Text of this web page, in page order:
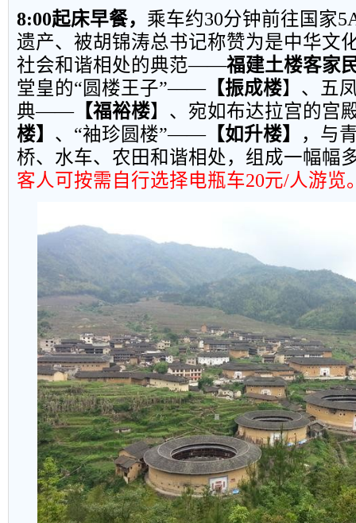
8:00起床早餐， 乘车约30分钟前往国家
遗产、被胡锦涛总书记称赞为是中华文
社会和谐相处的典范——福建土楼客家
堂皇的“圆楼王子”——【振成楼】、五
典——【福裕楼】、宛如布达拉宫的宫
楼】 、 “袖珍圆楼”——【如升楼】
，与
桥、水车、农田和谐相处，组成一幅幅
客人可按需自行选择电瓶车20元/人游览